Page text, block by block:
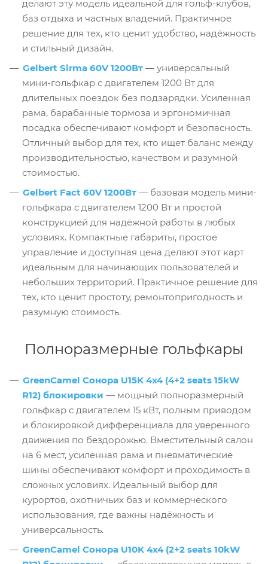
делают эту модель идеальной для гольф-клубов,
баз отдыха и частных владений. Практичное
решение для тех, кто ценит удобство, надёжность
и стильный дизайн.
Gelbert Sirma 60V 1200Вт — универсальный
мини-гольфкар с двигателем 1200 Вт для
длительных поездок без подзарядки. Усиленная
рама, барабанные тормоза и эргономичная
посадка обеспечивают комфорт и безопасность.
Отличный выбор для тех, кто ищет баланс между
производительностью, качеством и разумной
стоимостью.
Gelbert Fact 60V 1200Вт — базовая модель мини-
гольфкара с двигателем 1200 Вт и простой
конструкцией для надёжной работы в любых
условиях. Компактные габариты, простое
управление и доступная цена делают этот карт
идеальным для начинающих пользователей и
небольших территорий. Практичное решение для
тех, кто ценит простоту, ремонтопригодность и
разумную стоимость.
Полноразмерные гольфкары
GreenCamel Сонора U15K 4x4 (4+2 seats 15kW
R12) блокировки — мощный полноразмерный
гольфкар с двигателем 15 кВт, полным приводом
и блокировкой дифференциала для уверенного
движения по бездорожью. Вместительный салон
на 6 мест, усиленная рама и пневматические
шины обеспечивают комфорт и проходимость в
сложных условиях. Идеальный выбор для
курортов, охотничьих баз и коммерческого
использования, где важны надёжность и
универсальность.
GreenCamel Сонора U10K 4x4 (2+2 seats 10kW